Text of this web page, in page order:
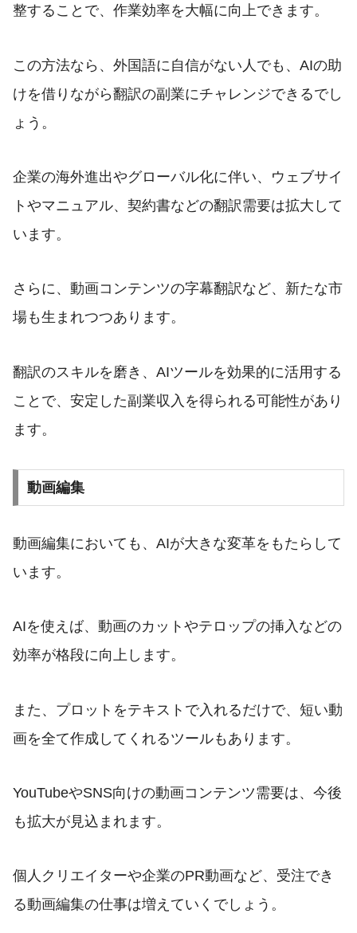
整することで、作業効率を大幅に向上できます。
この方法なら、外国語に自信がない人でも、AIの助
けを借りながら翻訳の副業にチャレンジできるでし
ょう。
企業の海外進出やグローバル化に伴い、ウェブサイ
トやマニュアル、契約書などの翻訳需要は拡大して
います。
さらに、動画コンテンツの字幕翻訳など、新たな市
場も生まれつつあります。
翻訳のスキルを磨き、AIツールを効果的に活用する
ことで、安定した副業収入を得られる可能性があり
ます。
動画編集
動画編集においても、AIが大きな変革をもたらして
います。
AIを使えば、動画のカットやテロップの挿入などの
効率が格段に向上します。
また、プロットをテキストで入れるだけで、短い動
画を全て作成してくれるツールもあります。
YouTubeやSNS向けの動画コンテンツ需要は、今後
も拡大が見込まれます。
個人クリエイターや企業のPR動画など、受注でき
る動画編集の仕事は増えていくでしょう。